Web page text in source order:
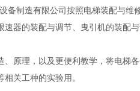
备制造有限公司按照电梯装配与
器的装配与调节、曳引机的装配
原理，以及更便利教学，将电梯
相关工种的实验用。